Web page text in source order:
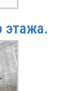
этажа.